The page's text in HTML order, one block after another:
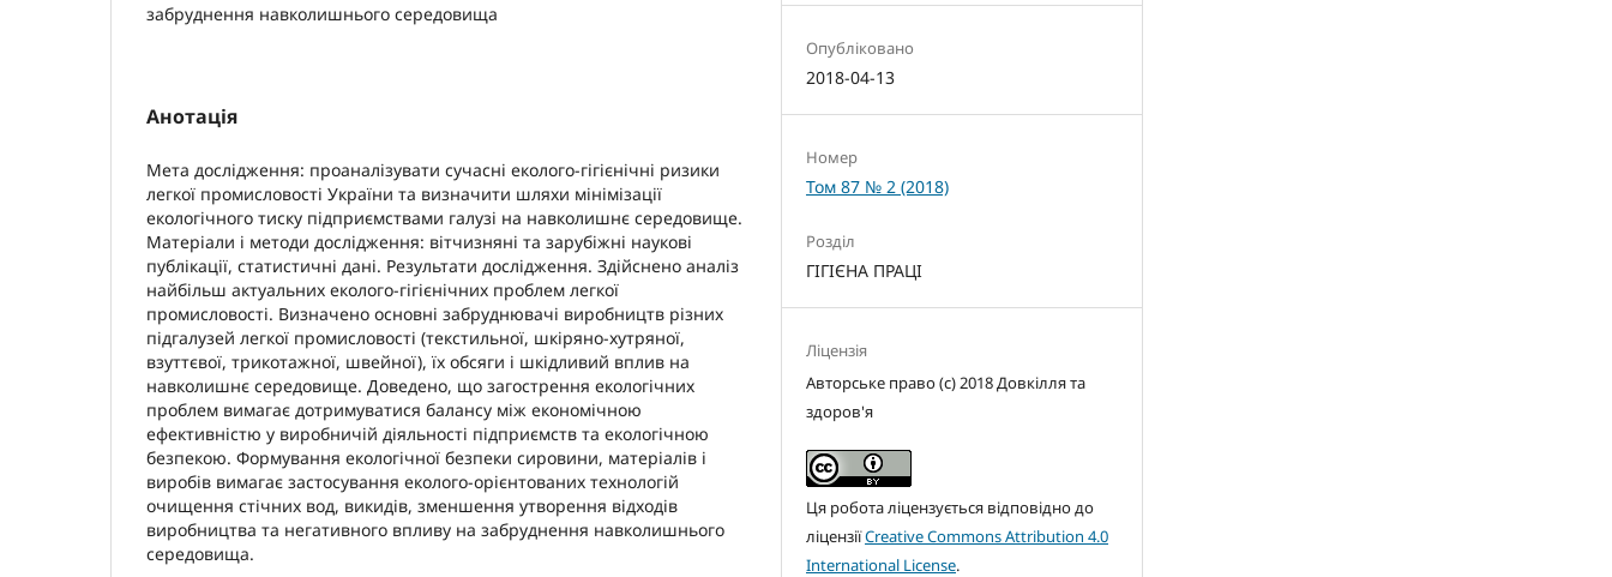
забруднення навколишнього середовища
Анотація
Мета дослідження: проаналізувати сучасні еколого-гігієнічні ризики
легкої промисловості України та визначити шляхи мінімізації
екологічного тиску підприємствами галузі на навколишнє середовище.
Матеріали і методи дослідження: вітчизняні та зарубіжні наукові
публікації, статистичні дані. Результати дослідження. Здійснено аналіз
найбільш актуальних еколого-гігієнічних проблем легкої
промисловості. Визначено основні забруднювачі виробництв різних
підгалузей легкої промисловості (текстильної, шкіряно-хутряної,
взуттєвої, трикотажної, швейної), їх обсяги і шкідливий вплив на
навколишнє середовище. Доведено, що загострення екологічних
проблем вимагає дотримуватися балансу між економічною
ефективністю у виробничій діяльності підприємств та екологічною
безпекою. Формування екологічної безпеки сировини, матеріалів і
виробів вимагає застосування еколого-орієнтованих технологій
очищення стічних вод, викидів, зменшення утворення відходів
виробництва та негативного впливу на забруднення навколишнього
середовища.
Опубліковано
2018-04-13
Номер
Том 87 № 2 (2018)
Розділ
ГІГІЄНА ПРАЦІ
Ліцензія
Авторське право (c) 2018 Довкілля та
здоров'я
Ця робота ліцензується відповідно до
ліцензіїCreative Commons Attribution 4.0
International License.